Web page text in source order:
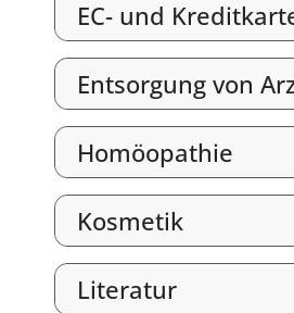
EC- und
Entsorgung von
Homöopathie
Kosmetik
Literatur